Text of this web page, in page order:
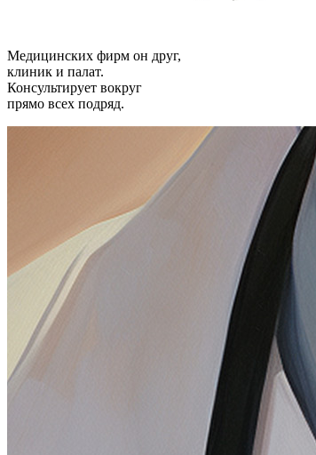
Медицинских фирм он друг,
клиник и палат.
Консультирует вокруг
прямо всех подряд.